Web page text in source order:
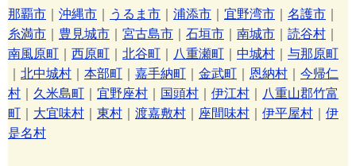
那覇市 沖縄市 うるま市 浦添市 宜野湾市 名護市
糸満市
豊見城市 宮古島市 石垣市 南城市 読谷村
南風原町
西原町 北谷町 八重瀬町 中城村
与那原町
北中城村 本部町 嘉手納町 金武町 恩納村
今帰仁
村
久米島町 宜野座村 国頭村 伊江村
八重山郡竹富
町
大宜味村 東村 渡嘉敷村 座間味村 伊平屋村
伊
是名村